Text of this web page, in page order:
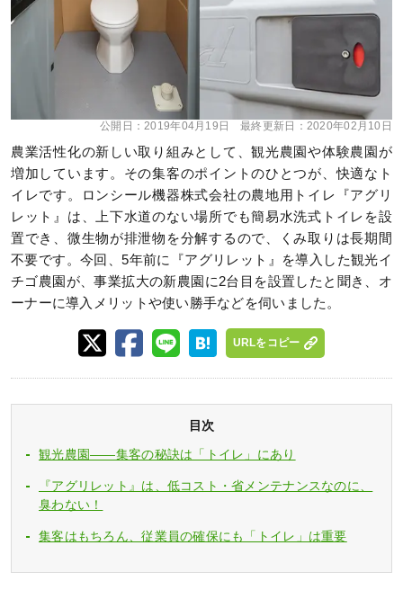
公開日：2019年04月19日 最終更新日： 2020年02月10日
農業活性化の新しい取り組みとして、観光農園や体験農園が
増加しています。その集客のポイントのひとつが、快適なト
イレです。ロンシール機器株式会社の農地用トイレ『アグリ
レット』は、上下水道のない場所でも簡易水洗式トイレを設
置でき、微生物が排泄物を分解するので、くみ取りは長期間
不要です。今回、5年前に『アグリレット』を導入した観光イ
チゴ農園が、事業拡大の新農園に2台目を設置したと聞き、オ
ーナーに導入メリットや使い勝手などを伺いました。
URLをコピー
目次
観光農園――集客の秘訣は「トイレ」にあり
『アグリレット』は、低コスト・省メンテナンスなのに、
臭わない！
集客はもちろん、従業員の確保にも「トイレ」は重要